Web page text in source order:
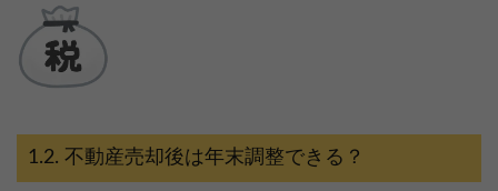
不動産売却後は年末調整できる？